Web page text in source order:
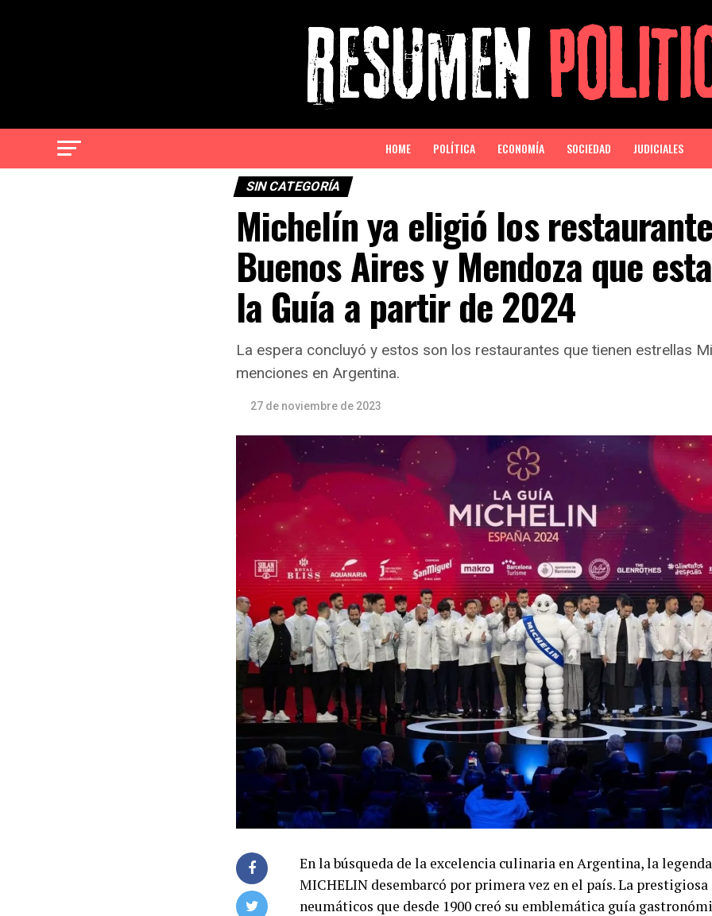
HOME POLÍTICA ECONOMÍA SOCIEDAD JUDICIALES
SIN CATEGORÍA
Michelín ya eligió los
Buenos Aires y Mendoza que
la Guía a partir de 2024
La espera concluyó y estos son los restaurantes que tienen estrellas
menciones en Argentina.
27 de noviembre de 2023
En la búsqueda de la excelencia culinaria en Argentina, la
MICHELIN desembarcó por primera vez en el país. La prestigiosa
neumáticos que desde 1900 creó su emblemática guía